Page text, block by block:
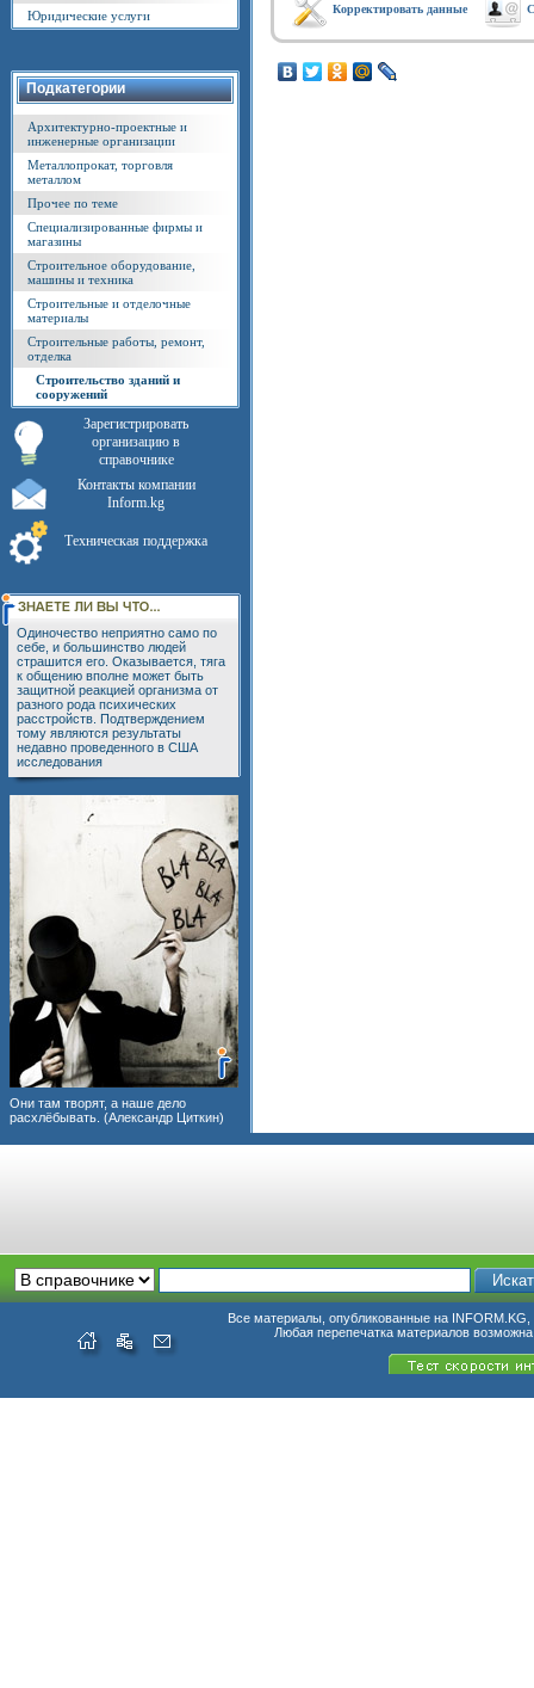
Юридические услуги
Подкатегории
Архитектурно-проектные и
инженерные организации
Металлопрокат, торговля
металлом
Прочее по теме
Специализированные фирмы и
магазины
Строительное оборудование,
машины и техника
Строительные и отделочные
материалы
Строительные работы, ремонт,
отделка
Строительство зданий и
сооружений
Зарегистрировать
организацию в
справочнике
Контакты компании
Inform.kg
Техническая поддержка
Одиночество неприятно само по
себе, и большинство людей
страшится его. Оказывается, тяга
к общению вполне может быть
защитной реакцией организма от
разного рода психических
расстройств. Подтверждением
тому являются результаты
недавно проведенного в США
исследования
Они там творят, а наше дело
расхлёбывать. (Александр Циткин)
Корректировать данные
Все материалы, опубликованные на INFORM.KG,
Любая перепечатка материалов